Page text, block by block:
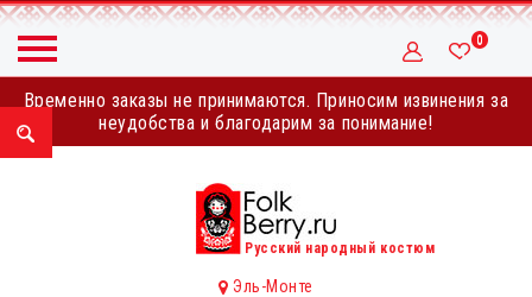
Временно заказы не принимаются. Приносим извинения за
неудобства и благодарим за понимание!
0
Русский народный костюм
Эль-Монте